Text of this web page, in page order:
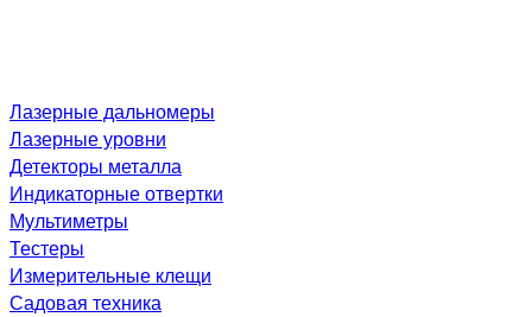
Лазерные дальномеры
Лазерные уровни
Детекторы металла
Индикаторные отвертки
Мультиметры
Тестеры
Измерительные клещи
Садовая техника